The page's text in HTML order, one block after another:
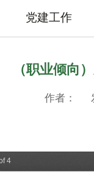
党建工作
（职业倾向
作者：